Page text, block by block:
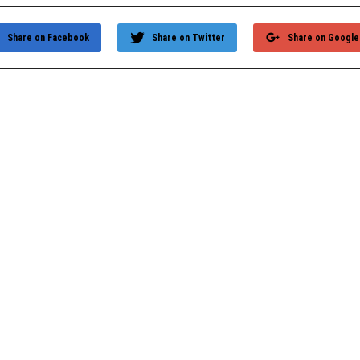
Share on
Share on Twitter
Share on Facebook